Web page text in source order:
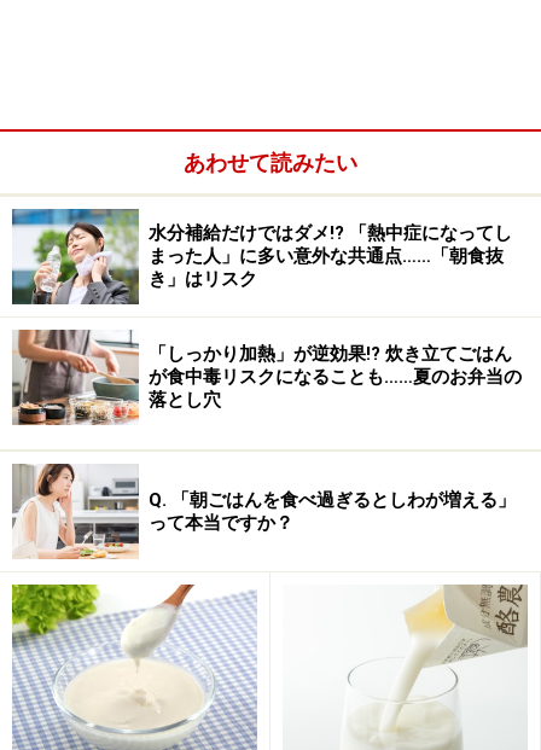
またアリシンは、消化液の分泌を促して消化をサポート
する働きや、抗菌作用などもあると考えられています。
ただし、これらの作用については、まだまだ研究されて
いる段階です。
中国などでは、にらを3000年以上前から利用されていた
歴史のある野菜です。にらの葉だけでなく種子も「韮
子」という生薬で、より強い作用があるとされていま
す。
近年、にらの種子からの抽出エキスの機能性について、
抗疲労作用，抗老化、免疫力向上などの作用が期待でき
るという研究報告もありました。また高知県の研究室で
は、にらに含まれている成分中に高い抗ピロリ菌活性を
見出し、その活性の特徴や関与成分の解明に取り組まれ
ています。まだまだ食品の機能性については、これから
様々なことが明らかになってくるのではないでしょう
か。
あわせて読みたい
水分補給だけではダメ!? 「熱中症になってし
まった人」に多い意外な共通点……「朝食抜
き」はリスク
「しっかり加熱」が逆効果!? 炊き立てごはん
が食中毒リスクになることも……夏のお弁当の
落とし穴
Q. 「朝ごはんを食べ過ぎるとしわが増える」
って本当ですか？